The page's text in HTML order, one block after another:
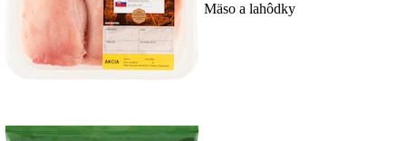
Mäso a lahôdky